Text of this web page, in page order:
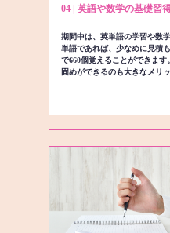
04 | 英語や数学の基礎習
期間中は、英単語の学習や数
単語であれば、少なめに見積
で660個覚えることができま
固めができるのも大きなメリッ